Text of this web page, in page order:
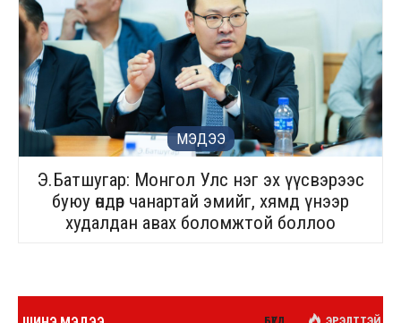
МЭДЭЭ
Э.Батшугар: Монгол Улс нэг эх үүсвэрээс
буюу өндөр чанартай эмийг, хямд үнээр
худалдан авах боломжтой боллоо